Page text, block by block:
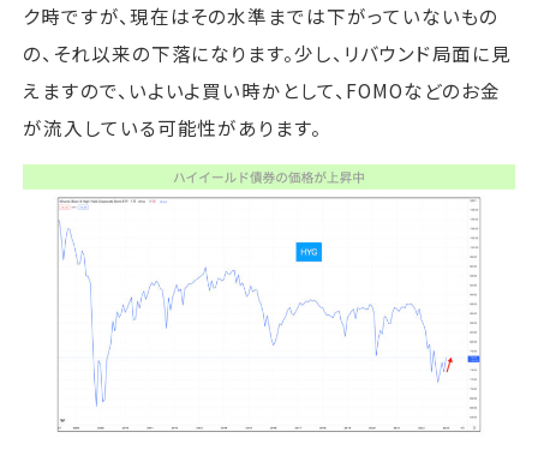
ク時ですが、現在はその水準までは下がっていないもの
の、それ以来の下落になります。少し、リバウンド局面に見
えますので、いよいよ買い時かとして、FOMOなどのお金
が流入している可能性があります。